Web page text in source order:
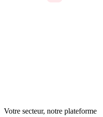
Votre secteur, notre plateforme